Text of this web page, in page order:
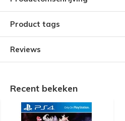
Product tags
Reviews
Recent bekeken